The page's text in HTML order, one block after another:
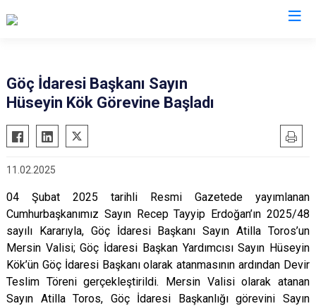
Göç İdaresi Başkanı Sayın
Hüseyin Kök Görevine Başladı
11.02.2025
04 Şubat 2025 tarihli Resmi Gazetede yayımlanan
Cumhurbaşkanımız Sayın Recep Tayyip Erdoğan’ın 2025/48
sayılı Kararıyla, Göç İdaresi Başkanı Sayın Atilla Toros’un
Mersin Valisi; Göç İdaresi Başkan Yardımcısı Sayın Hüseyin
Kök’ün Göç İdaresi Başkanı olarak atanmasının ardından Devir
Teslim Töreni gerçekleştirildi. Mersin Valisi olarak atanan
Sayın Atilla Toros, Göç İdaresi Başkanlığı görevini Sayın